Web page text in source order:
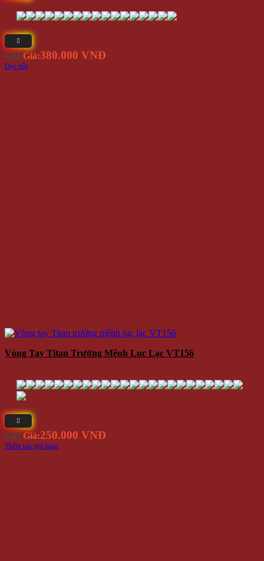
Giá Giá:380.000 VNĐ
Đọc tiếp
Vòng Tay Titan Trường Mệnh Lục Lạc VT156
Giá Giá:250.000 VNĐ
Thêm vào giỏ hàng